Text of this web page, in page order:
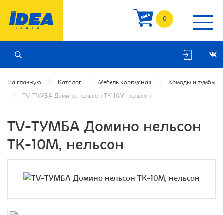
0
На главную Каталог Мебель корпусная Комоды и тумбы
TV-ТУМБА Домино нельсон ТК-10М, нельсон
TV-ТУМБА Домино нельсон
ТК-10М, нельсон